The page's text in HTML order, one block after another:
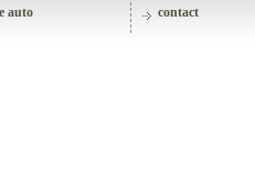
auto
contact